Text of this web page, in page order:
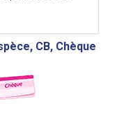
CB, Chèque